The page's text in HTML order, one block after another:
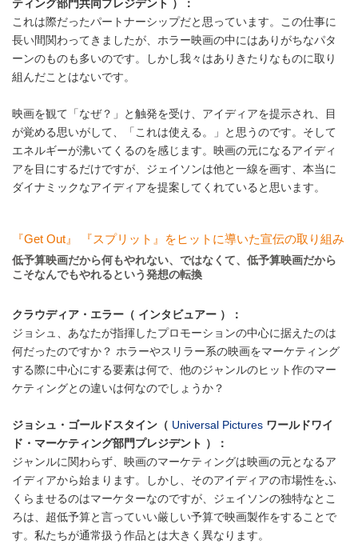
ティング部門共同プレジデント ）：
これは際だったパートナーシップだと思っています。この仕事に
長い間関わってきましたが、ホラー映画の中にはありがちなパタ
ーンのものも多いのです。しかし我々はありきたりなものに取り
組んだことはないです。
映画を観て「なぜ？」と触発を受け、アイディアを提示され、目
が覚める思いがして、「これは使える。」と思うのです。そして
エネルギーが沸いてくるのを感じます。映画の元になるアイディ
アを目にするだけですが、ジェイソンは他と一線を画す、本当に
ダイナミックなアイディアを提案してくれていると思います。
『Get Out』 『スプリット』をヒットに導いた宣伝の取り組み
低予算映画だから何もやれない、ではなくて、低予算映画だから
こそなんでもやれるという発想の転換
クラウディア・エラー（ インタビュアー ）：
ジョシュ、あなたが指揮したプロモーションの中心に据えたのは
何だったのですか？ ホラーやスリラー系の映画をマーケティング
する際に中心にする要素は何で、他のジャンルのヒット作のマー
ケティングとの違いは何なのでしょうか？
ジョシュ・ゴールドスタイン（ Universal Pictures ワールドワイ
ド・マーケティング部門プレジデント ）：
ジャンルに関わらず、映画のマーケティングは映画の元となるア
イディアから始まります。しかし、そのアイディアの市場性をふ
くらませるのはマーケターなのですが、ジェイソンの独特なとこ
ろは、超低予算と言っていい厳しい予算で映画製作をすることで
す。私たちが通常扱う作品とは大きく異なります。